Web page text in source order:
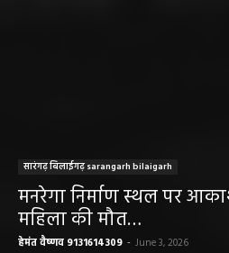
सारंगढ़ बिलाईगढ़ sarangarh bilaigarh
मनरेगा निर्माण स्थल पर
महिला की मौत…
हेमंत वैष्णव 9131614309 - June 3, 2026